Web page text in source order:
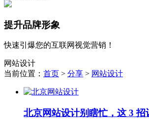
提升品牌形象
快速引爆您的互联网视觉营销！
网站设计
当前位置： 首页 > 分享 > 网站设计
北京网站设计别瞎忙，这 3